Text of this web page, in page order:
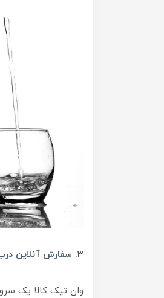
۳. سفارش آنلاین
وان تیک کالا یک